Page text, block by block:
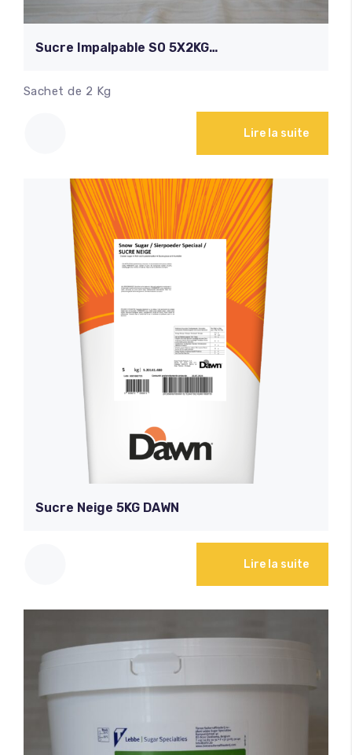
Sucre Impalpable S0 5X2KG
Sachet de 2 Kg
Lire la suite
Sucre Neige 5KG DAWN
Lire la suite